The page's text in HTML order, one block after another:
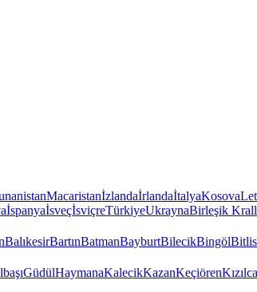
MacaristanİzlandaİrlandaİtalyaKosova
İspanyaİsveçİsviçreTürkiyeUkraynaBirleşik
BalıkesirBartınBatmanBayburtBilecikBingölBitlis
GüdülHaymanaKalecikKazanKeçiören